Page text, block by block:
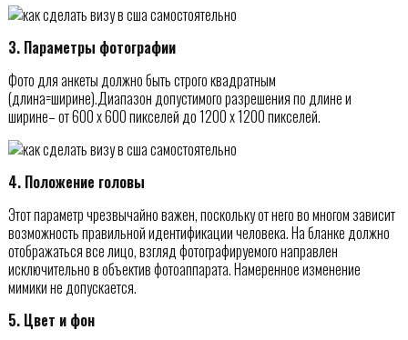
3. Параметры фотографии
Фото для анкеты должно быть строго квадратным
(длина=ширине).Диапазон допустимого разрешения по длине и
ширине– от 600 x 600 пикселей до 1200 х 1200 пикселей.
4. Положение головы
Этот параметр чрезвычайно важен, поскольку от него во многом зависит
возможность правильной идентификации человека. На бланке должно
отображаться все лицо, взгляд фотографируемого направлен
исключительно в объектив фотоаппарата. Намеренное изменение
мимики не допускается.
5. Цвет и фон